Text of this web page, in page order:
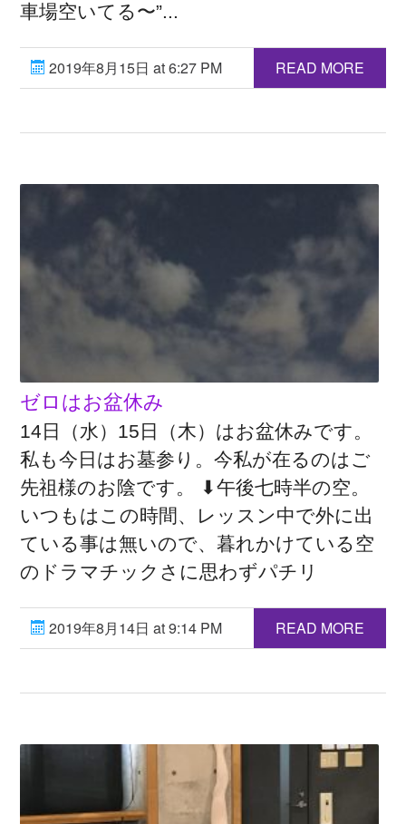
車場空いてる〜”...
2019年8月15日 at 6:27 PM READ MORE
ゼロはお盆休み
14日（水）15日（木）はお盆休みです。
私も今日はお墓参り。今私が在るのはご
先祖様のお陰です。 ⬇︎午後七時半の空。
いつもはこの時間、レッスン中で外に出
ている事は無いので、暮れかけている空
のドラマチックさに思わずパチリ
2019年8月14日 at 9:14 PM READ MORE